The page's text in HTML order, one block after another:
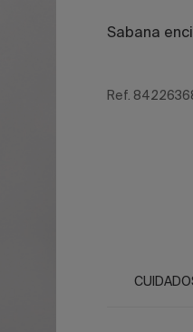
Sabana
Ref.